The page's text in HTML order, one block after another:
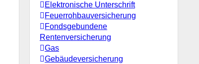
Elektronische Unterschrift
Feuerrohbauversicherung
Fondsgebundene
Rentenversicherung
Gas
Gebäudeversicherung